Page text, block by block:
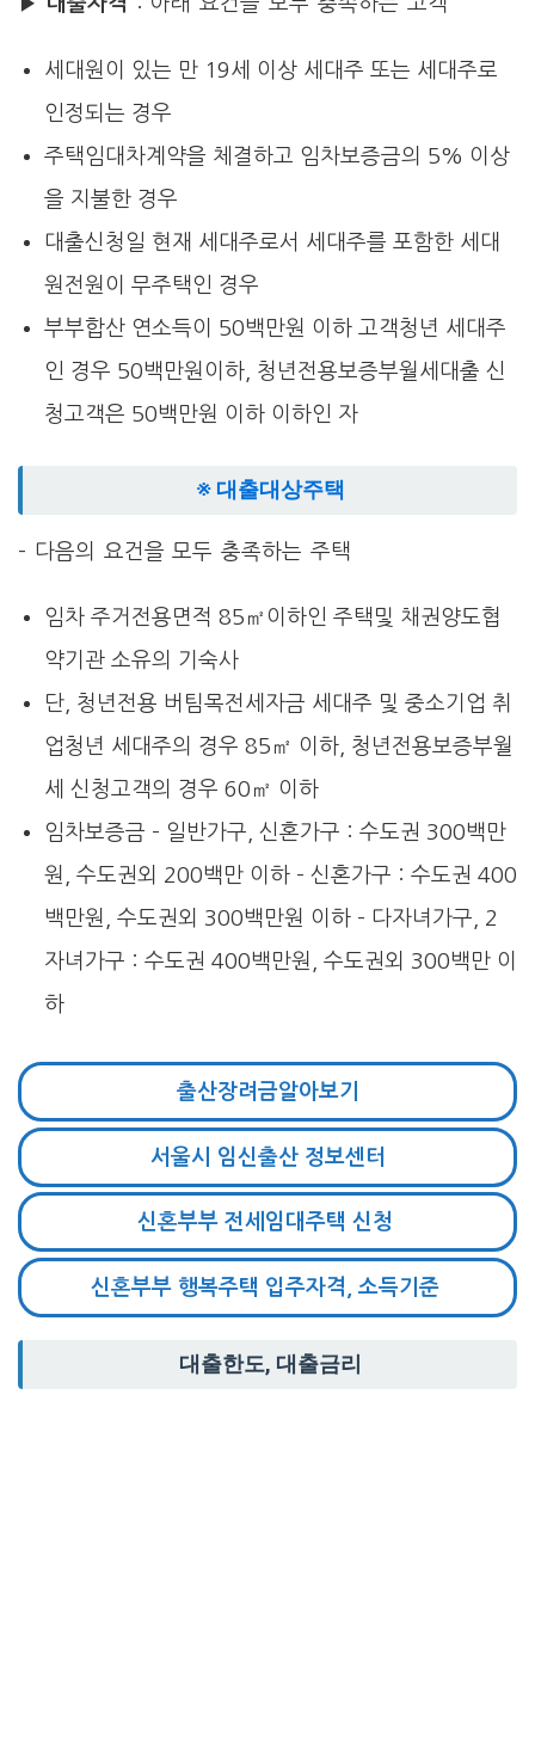
세대원이 있는 만 19세 이상 세대주 또는 세대주로
인정되는 경우
주택임대차계약을 체결하고 임차보증금의 5% 이상
을 지불한 경우
대출신청일 현재 세대주로서 세대주를 포함한 세대
원전원이 무주택인 경우
부부합산 연소득이 50백만원 이하 고객청년 세대주
인 경우 50백만원이하, 청년전용보증부월세대출 신
청고객은 50백만원 이하 이하인 자
※ 대출대상주택
– 다음의 요건을 모두 충족하는 주택
임차 주거전용면적 85㎡이하인 주택및 채권양도협
약기관 소유의 기숙사
단, 청년전용 버팀목전세자금 세대주 및 중소기업 취
업청년 세대주의 경우 85㎡ 이하, 청년전용보증부월
세 신청고객의 경우 60㎡ 이하
임차보증금 – 일반가구, 신혼가구 : 수도권 300백만
원, 수도권외 200백만 이하 – 신혼가구 : 수도권 400
백만원, 수도권외 300백만원 이하 – 다자녀가구, 2
자녀가구 : 수도권 400백만원, 수도권외 300백만 이
하
출산장려금알아보기
서울시 임신출산 정보센터
신혼부부 전세임대주택 신청
신혼부부 행복주택 입주자격, 소득기준
대출한도, 대출금리